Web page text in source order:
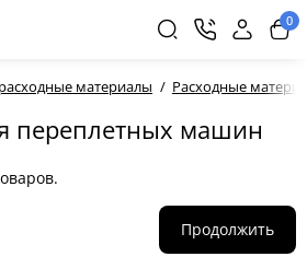
0
материалы Расходные
переплетных машин
Продолжить